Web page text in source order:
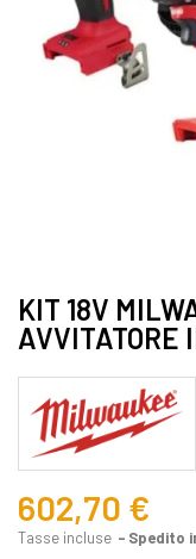
KIT 18V
AVVITATORE
602,70 €
Tasse incluse Spedito